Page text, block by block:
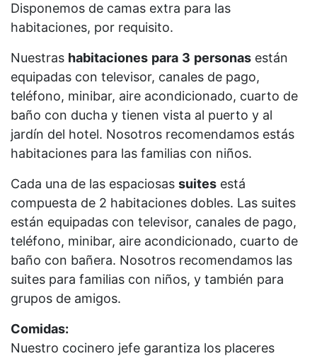
Disponemos de camas extra para las
habitaciones, por requisito.
Nuestras habitaciones para 3 personas están
equipadas con televisor, canales de pago,
teléfono, minibar, aire acondicionado, cuarto de
baño con ducha y tienen vista al puerto y al
jardín del hotel. Nosotros recomendamos estás
habitaciones para las familias con niños.
Cada una de las espaciosas suites está
compuesta de 2 habitaciones dobles. Las suites
están equipadas con televisor, canales de pago,
teléfono, minibar, aire acondicionado, cuarto de
baño con bañera. Nosotros recomendamos las
suites para familias con niños, y también para
grupos de amigos.
Comidas:
Nuestro cocinero jefe garantiza los placeres